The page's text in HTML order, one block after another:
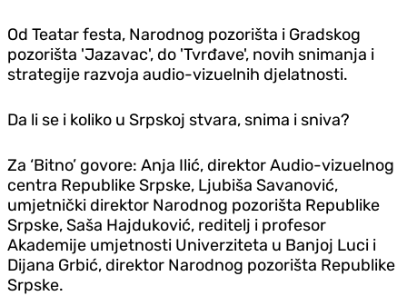
Od Teatar festa, Narodnog pozorišta i Gradskog
pozorišta 'Jazavac', do 'Tvrđave', novih snimanja i
strategije razvoja audio-vizuelnih djelatnosti.
Da li se i koliko u Srpskoj stvara, snima i sniva?
Za ‘Bitno’ govore: Anja Ilić, direktor Audio-vizuelnog
centra Republike Srpske, Ljubiša Savanović,
umjetnički direktor Narodnog pozorišta Republike
Srpske, Saša Hajduković, reditelj i profesor
Akademije umjetnosti Univerziteta u Banjoj Luci i
Dijana Grbić, direktor Narodnog pozorišta Republike
Srpske.